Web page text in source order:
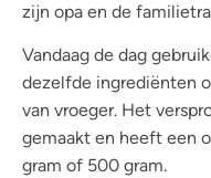
zijn opa en de
Vandaag de dag
dezelfde ingrediënten
van vroeger. Het
gemaakt en heeft een
gram of 500 gram.